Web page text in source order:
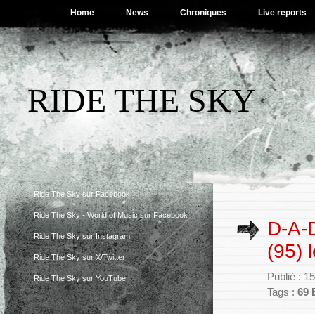
Home News Chroniques Live reports
RIDE THE SKY
Ride The Sky sur Facebook
Ride The Sky - World of Music sur Facebook
Ride The Sky sur Instagram
Ride The Sky sur X/Twitter
Ride The Sky sur YouTube
D-A-
(95)
Publié :
Tags : 69